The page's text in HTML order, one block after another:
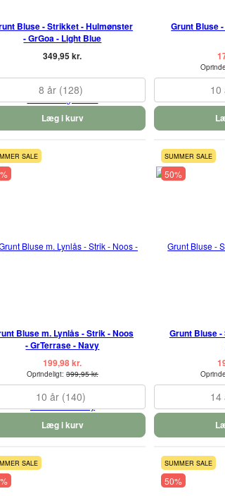
Bluse - Strikket - Hulmønster
- GrGoa - Light Blue
349,95 kr.
8 år (128)
Læg i kurv
Grunt Bluse
10
SALE
Bluse m. Lynlås - Strik - Noos
- GrTerrase - Navy
199,98 kr.
Oprindeligt: 399,95 kr.
10 år (140)
Læg i kurv
SUMMER SALE
50%
Grunt Bluse
14
SALE SUMMER SALE
50%